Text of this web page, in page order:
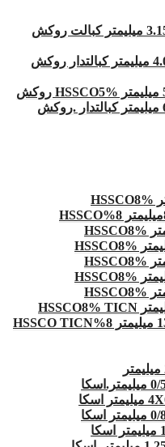
مته مرغک 3.15 میلیمتر کبالت روکش
مته مرغک 4.0 میلیمتر کبالتدار روکش
مته مرغک 6 میلیمتر کبالتدار .روکش